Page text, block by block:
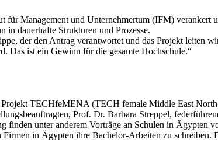
Management und Unternehmertum (IFM) verankert
in dauerhafte Strukturen und Prozesse.
der den Antrag verantwortet und das Projekt leiten
Das ist ein Gewinn für die gesamte Hochschule.“
TECHfeMENA (TECH female Middle East
Prof. Dr. Barbara Streppel,
finden unter anderem Vorträge an Schulen in
in Ägypten ihre Bachelor-Arbeiten zu